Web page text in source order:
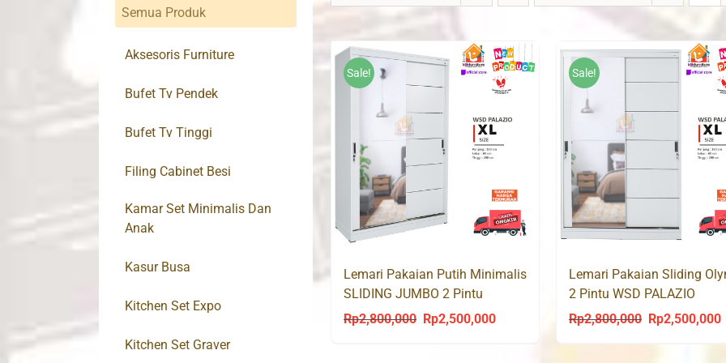
Sale!
Lemari Pakaian Putih Minimalis
SLIDING JUMBO 2 Pintu
PALAZIO
Rp2,800,000
Original
Rp2,500,000Current
Sale!
Lemari Pakaian Sliding
2 Pintu WSD PALAZIO
Rp2,800,000
Original
Rp2,500,000
Semua Produk
Aksesoris Furniture
Bufet Tv Pendek
Bufet Tv Tinggi
Filing Cabinet Besi
Kamar Set Minimalis Dan
Anak
Kasur Busa
Kitchen Set Expo
Kitchen Set Graver